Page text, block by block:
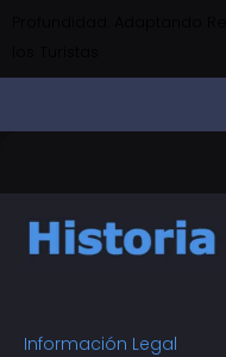
Información Legal